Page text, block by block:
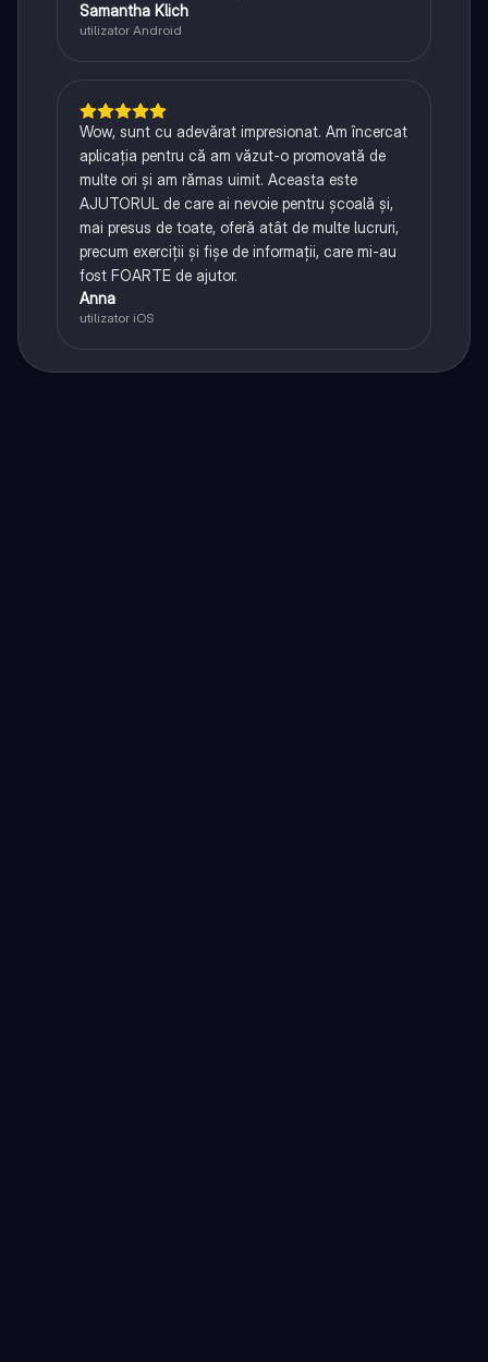
Samantha Klich
utilizator Android
Wow, sunt cu adevărat impresionat. Am încercat
aplicația pentru că am văzut-o promovată de
multe ori și am rămas uimit. Aceasta este
AJUTORUL de care ai nevoie pentru școală și,
mai presus de toate, oferă atât de multe lucruri,
precum exerciții și fișe de informații, care mi-au
fost FOARTE de ajutor.
Anna
utilizator iOS